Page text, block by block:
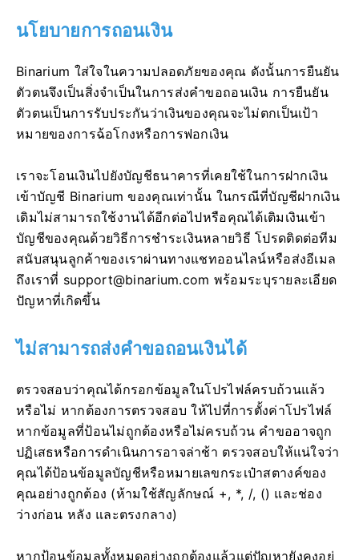
นโยบายการถอนเงิน
Binarium ใส่ใจในความปลอดภัยของคุณ ดังนั้นการยืนยัน
ตัวตนจึงเป็นสิ่งจำเป็นในการส่งคำขอถอนเงิน การยืนยัน
ตัวตนเป็นการรับประกันว่าเงินของคุณจะไม่ตกเป็นเป้า
หมายของการฉ้อโกงหรือการฟอกเงิน
เราจะโอนเงินไปยังบัญชีธนาคารที่เคยใช้ในการฝากเงิน
เข้าบัญชี Binarium ของคุณเท่านั้น ในกรณีที่บัญชีฝากเงิน
เดิมไม่สามารถใช้งานได้อีกต่อไปหรือคุณได้เติมเงินเข้า
บัญชีของคุณด้วยวิธีการชำระเงินหลายวิธี โปรดติดต่อทีม
สนับสนุนลูกค้าของเราผ่านทางแชทออนไลน์หรือส่งอีเมล
ถึงเราที่ support@binarium.com พร้อมระบุรายละเอียด
ปัญหาที่เกิดขึ้น
ไม่สามารถส่งคำขอถอนเงินได้
ตรวจสอบว่าคุณได้กรอกข้อมูลในโปรไฟล์ครบถ้วนแล้ว
หรือไม่ หากต้องการตรวจสอบ ให้ไปที่การตั้งค่าโปรไฟล์
หากข้อมูลที่ป้อนไม่ถูกต้องหรือไม่ครบถ้วน คำขออาจถูก
ปฏิเสธหรือการดำเนินการอาจล่าช้า ตรวจสอบให้แน่ใจว่า
คุณได้ป้อนข้อมูลบัญชีหรือหมายเลขกระเป๋าสตางค์ของ
คุณอย่างถูกต้อง (ห้ามใช้สัญลักษณ์ +, *, /, () และช่อง
ว่างก่อน หลัง และตรงกลาง)
หากป้อนข้อมูลทั้งหมดอย่างถูกต้องแล้วแต่ปัญหายังคงอยู่